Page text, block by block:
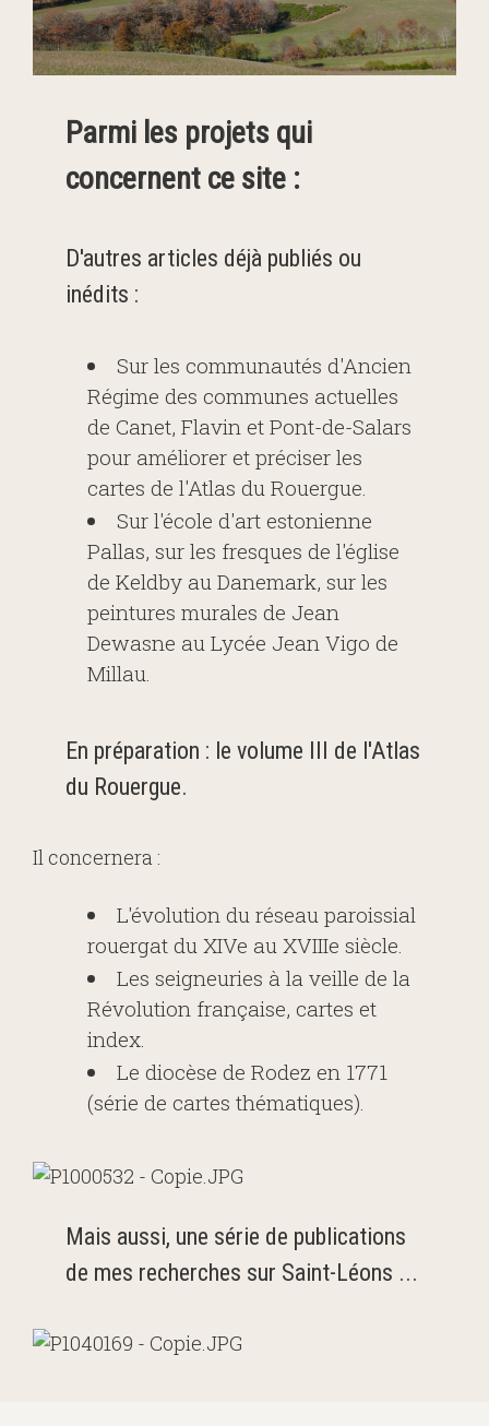
Parmi les projets qui
concernent ce site :
D'autres articles déjà publiés ou
inédits :
Sur les communautés d'Ancien
Régime des communes actuelles
de Canet, Flavin et Pont-de-Salars
pour améliorer et préciser les
cartes de l'Atlas du Rouergue.
Sur l'école d'art estonienne
Pallas, sur les fresques de l'église
de Keldby au Danemark, sur les
peintures murales de Jean
Dewasne au Lycée Jean Vigo de
Millau.
En préparation : le volume III de l'Atlas
du Rouergue.
Il concernera :
L'évolution du réseau paroissial
rouergat du XIVe au XVIIIe siècle.
Les seigneuries à la veille de la
Révolution française, cartes et
index.
Le diocèse de Rodez en 1771
(série de cartes thématiques).
Mais aussi, une série de publications
de mes recherches sur Saint-Léons ...